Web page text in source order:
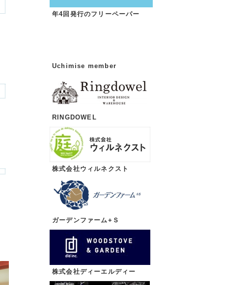
年4回発行のフリーペーパー
Uchimise member
RINGDOWEL
株式会社ウィルネクスト
ガーデンファーム+Ｓ
株式会社ディーエルディー